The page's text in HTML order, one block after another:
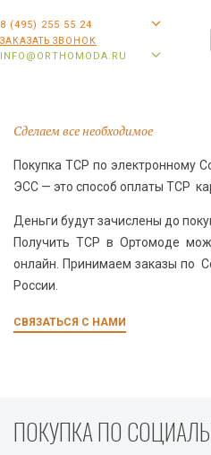
8 (495) 255 55 24
ЗАКАЗАТЬ ЗВОНОК
INFO@ORTHOMODA.RU
Сделаем все необходимое
Покупка ТСР по электронному
ЭСС — это способ оплаты ТСР
Деньги будут зачислены до
Получить ТСР в Ортомоде
онлайн. Принимаем заказы по
России.
СВЯЗАТЬСЯ С НАМИ
ПОКУПКА ПО